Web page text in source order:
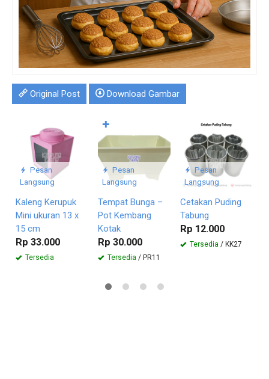
Original Post Download Gambar
Pesan
Langsung
Kaleng Kerupuk
Mini ukuran 13 x
15 cm
Rp 33.000
Tersedia
Pesan
Langsung
Tempat Bunga –
Pot Kembang
Kotak
Rp 30.000
Tersedia / PR11
✚
Pesan
Langsung
Cetakan Puding
Tabung
Rp 12.000
Tersedia / KK27